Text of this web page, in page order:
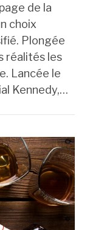
de la
choix
Plongée
réalités les
Lancée le
Kennedy,…